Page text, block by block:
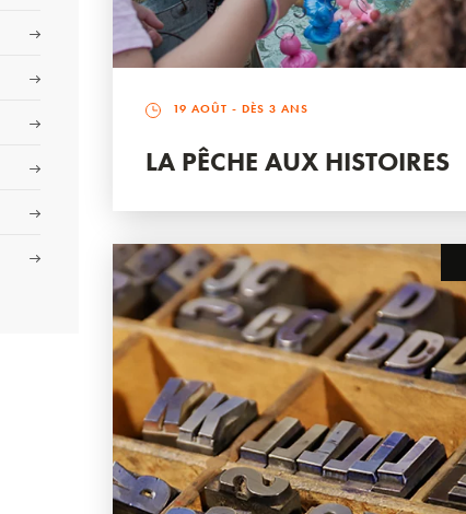
19 AOÛT - DÈS 3 ANS
LA PÊCHE AUX HISTOIRES